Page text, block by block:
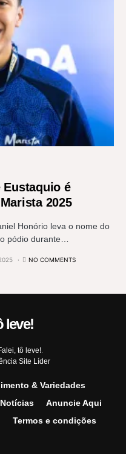
Eustaquio é
2025
Honório leva o nome do
pódio durante…
NO COMMENTS
tô leve!.
Site Líder
& Variedades
Anuncie Aqui
Termos e condições